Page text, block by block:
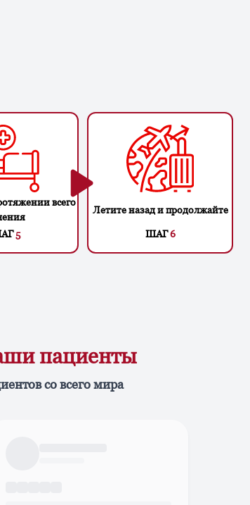
всего
5
Летите назад и продолжайте
ШАГ6
пациенты
со всего мира